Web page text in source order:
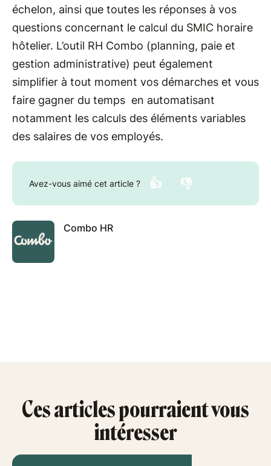
échelon, ainsi que toutes les réponses à vos
questions concernant le calcul du SMIC horaire
hôtelier. L’outil RH Combo (planning, paie et
gestion administrative) peut également
simplifier à tout moment vos démarches et vous
faire gagner du temps en automatisant
notamment les calculs des éléments variables
des salaires de vos employés.
Avez-vous aimé cet article ? 👍 👎
Combo HR
Ces articles pourraient vous
intéresser